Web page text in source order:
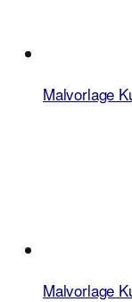
Malvorlage
Malvorlage